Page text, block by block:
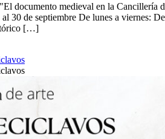
documento medieval en la Cancillería
30 de septiembre De lunes a viernes: De
[…]